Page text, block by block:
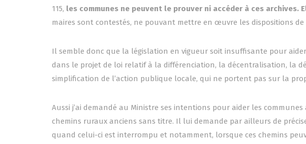
115, les communes ne peuvent le prouver ni accéder à ces
maires sont contestés, ne pouvant mettre en œuvre les dispositions de
Il semble donc que la législation en vigueur soit insuffisante pour
dans le projet de loi relatif à la différenciation, la décentralisation, la
simplification de l’action publique locale, qui ne portent pas sur la
Aussi j’ai demandé au Ministre ses intentions pour aider les
chemins ruraux anciens sans titre. Il lui demande par ailleurs de
quand celui-ci est interrompu et notamment, lorsque ces chemins